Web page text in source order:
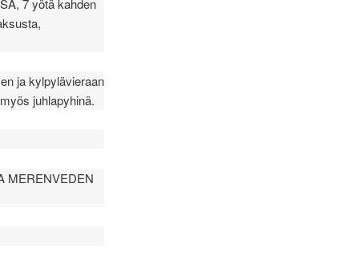
ja kylpylävieraan
juhlapyhinä.
MERENVEDEN